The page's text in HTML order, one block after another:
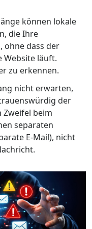
können lokale
die Ihre
ohne dass der
Website läuft.
zu erkennen.
nicht erwarten,
der
Zweifel beim
separaten
E-Mail), nicht